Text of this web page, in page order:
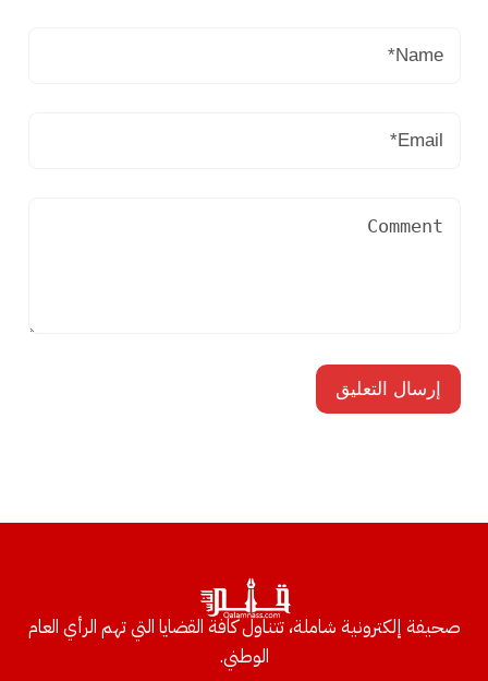
صحيفة إلكترونية شاملة، تتناول كافة القضايا التي تهم الرأي العام
الوطني.